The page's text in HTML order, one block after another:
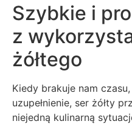
Szybkie i
z
żółtego
Kiedy brakuje nam
uzupełnienie, ser żółty
niejedną kulinarną